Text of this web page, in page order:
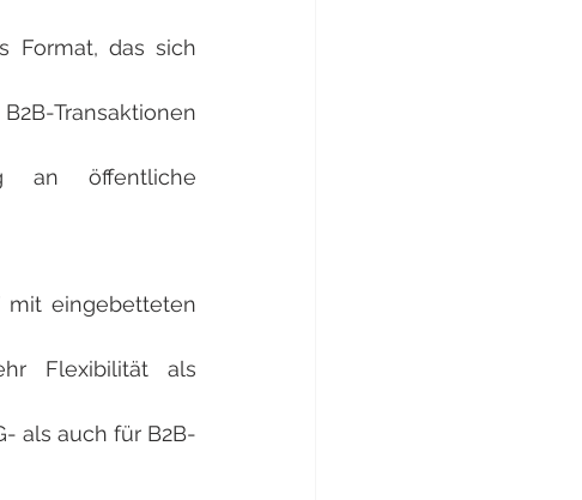
Format, das sich
Transaktionen
an öffentliche
mit eingebetteten
Flexibilität als
als auch für B2B-